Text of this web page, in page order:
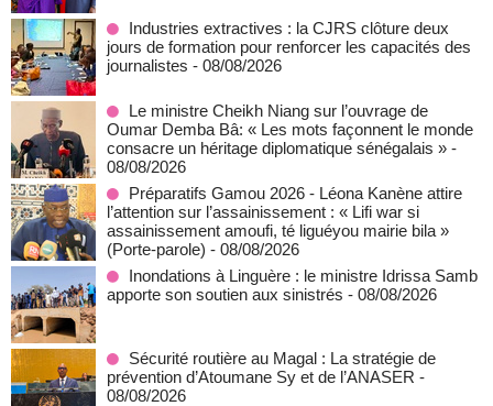
Industries extractives : la CJRS clôture deux
jours de formation pour renforcer les capacités des
journalistes - 08/08/2026
Le ministre Cheikh Niang sur l’ouvrage de
Oumar Demba Bâ: « Les mots façonnent le monde
consacre un héritage diplomatique sénégalais » -
08/08/2026
Préparatifs Gamou 2026 - Léona Kanène attire
l’attention sur l’assainissement : « Lifi war si
assainissement amoufi, té liguéyou mairie bila »
(Porte-parole) - 08/08/2026
Inondations à Linguère : le ministre Idrissa Samb
apporte son soutien aux sinistrés - 08/08/2026
Sécurité routière au Magal : La stratégie de
prévention d’Atoumane Sy et de l’ANASER -
08/08/2026